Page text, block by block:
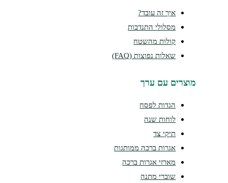
איך זה עובד?
מסלולי התנדבות
קולות מהשטח
שאלות נפוצות (FAQ)
מוצרים עם ערך
הגדות לפסח
לוחות שנה
תיקי צד
אגרות ברכה ממותגות
מארזי אגרות ברכה
שוברי מתנה